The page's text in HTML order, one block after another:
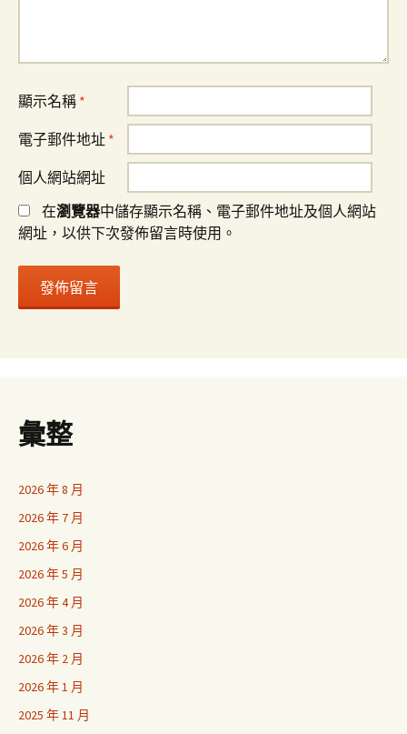
顯示名稱 *
電子郵件地址 *
個人網站網址
在瀏覽器中儲存顯示名稱、電子郵件地址及個人網站
網址，以供下次發佈留言時使用。
彙整
2026 年 8 月
2026 年 7 月
2026 年 6 月
2026 年 5 月
2026 年 4 月
2026 年 3 月
2026 年 2 月
2026 年 1 月
2025 年 11 月